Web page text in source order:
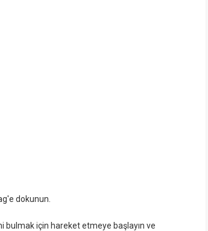
dokunun.
bulmak için hareket etmeye başlayın ve